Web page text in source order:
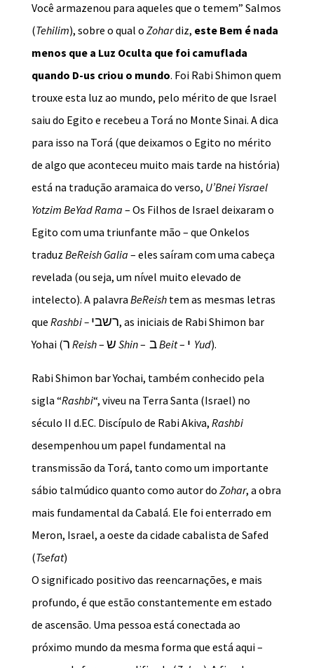
Você armazenou para aqueles que o temem” Salmos
(Tehilim), sobre o qual o Zohardiz, este Bem é nada
menos que a Luz Oculta que foi camuflada
quando D-us criou o mundo. Foi Rabi Shimon quem
trouxe esta luz ao mundo, pelo mérito de que Israel
saiu do Egito e recebeu a Torá no Monte Sinai. A dica
para isso na Torá (que deixamos o Egito no mérito
de algo que aconteceu muito mais tarde na história)
está na tradução aramaica do verso, U’Bnei Yisrael
Yotzim BeYad Rama – Os Filhos de Israel deixaram o
Egito com uma triunfante mão – que Onkelos
traduz BeReish Galia – eles saíram com uma cabeça
revelada (ou seja, um nível muito elevado de
intelecto). A palavra BeReish tem as mesmas letras
que Rashbi– רשבי, as iniciais de Rabi Shimon bar
Yohai (ר Reish– ש Shin– בBeit– Yud).
Rabi Shimon bar Yochai, também conhecido pela
sigla “Rashbi“, viveu na Terra Santa (Israel) no
século II d.EC. Discípulo de Rabi Akiva, Rashbi
desempenhou um papel fundamental na
transmissão da Torá, tanto como um importante
sábio talmúdico quanto como autor do Zohar, a obra
mais fundamental da Cabalá. Ele foi enterrado em
Meron, Israel, a oeste da cidade cabalista de Safed
(Tsefat)
O significado positivo das reencarnações, e mais
profundo, é que estão constantemente em estado
de ascensão. Uma pessoa está conectada ao
próximo mundo da mesma forma que está aqui –